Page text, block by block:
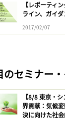
【レポーティ
ライン、ガイ
2017/02/07
のセミナー
【8/8 東京・
界貢献：気候
決に向けた社